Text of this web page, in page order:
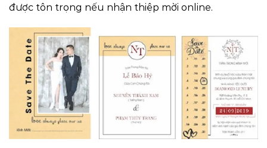
được tôn trọng nếu nhận thiệp mời online.